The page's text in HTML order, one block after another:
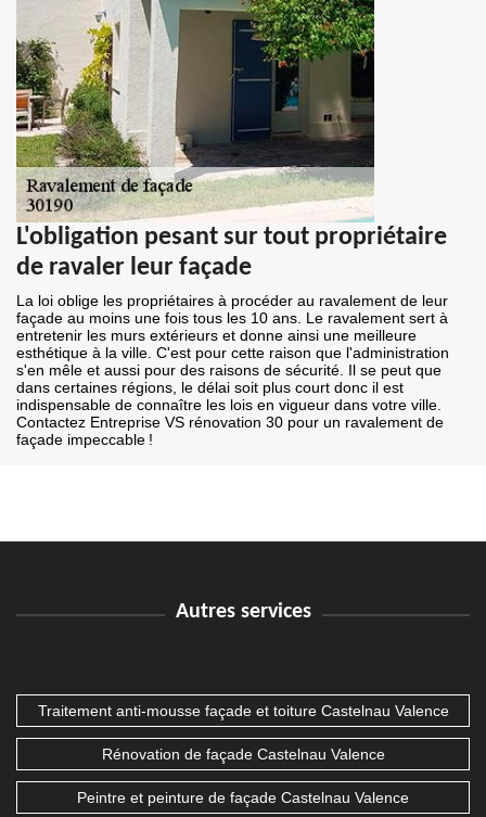
L'obligation pesant sur tout propriétaire
de ravaler leur façade
La loi oblige les propriétaires à procéder au ravalement de leur
façade au moins une fois tous les 10 ans. Le ravalement sert à
entretenir les murs extérieurs et donne ainsi une meilleure
esthétique à la ville. C'est pour cette raison que l'administration
s'en mêle et aussi pour des raisons de sécurité. Il se peut que
dans certaines régions, le délai soit plus court donc il est
indispensable de connaître les lois en vigueur dans votre ville.
Contactez Entreprise VS rénovation 30 pour un ravalement de
façade impeccable !
Autres services
Traitement anti-mousse façade et toiture Castelnau Valence
Rénovation de façade Castelnau Valence
Peintre et peinture de façade Castelnau Valence